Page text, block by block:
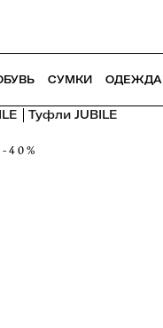
СУМКИ ОДЕЖДА
Туфли JUBILE
-40%